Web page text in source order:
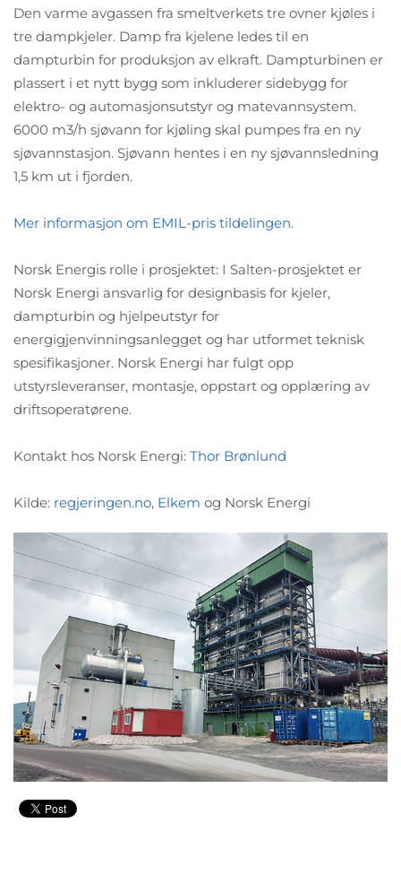
Den varme avgassen fra smeltverkets tre ovner kjøles i
tre dampkjeler. Damp fra kjelene ledes til en
dampturbin for produksjon av elkraft. Dampturbinen er
plassert i et nytt bygg som inkluderer sidebygg for
elektro- og automasjonsutstyr og matevannsystem.
6000 m3/h sjøvann for kjøling skal pumpes fra en ny
sjøvannstasjon. Sjøvann hentes i en ny sjøvannsledning
1,5 km ut i fjorden.
Mer informasjon om EMIL-pris tildelingen.
Norsk Energis rolle i prosjektet: I Salten-prosjektet er
Norsk Energi ansvarlig for designbasis for kjeler,
dampturbin og hjelpeutstyr for
energigjenvinningsanlegget og har utformet teknisk
spesifikasjoner. Norsk Energi har fulgt opp
utstyrsleveranser, montasje, oppstart og opplæring av
driftsoperatørene.
Kontakt hos Norsk Energi: Thor Brønlund
Kilde: regjeringen.no, Elkem og Norsk Energi